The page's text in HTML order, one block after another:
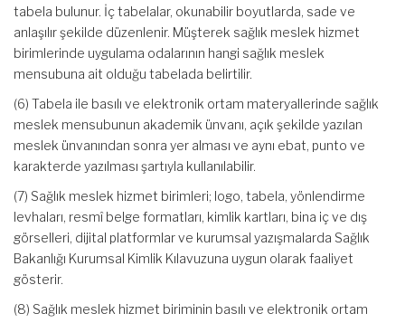
tabela bulunur. İç tabelalar, okunabilir boyutlarda, sade ve
anlaşılır şekilde düzenlenir. Müşterek sağlık meslek hizmet
birimlerinde uygulama odalarının hangi sağlık meslek
mensubuna ait olduğu tabelada belirtilir.
(6) Tabela ile basılı ve elektronik ortam materyallerinde sağlık
meslek mensubunun akademik ünvanı, açık şekilde yazılan
meslek ünvanından sonra yer alması ve aynı ebat, punto ve
karakterde yazılması şartıyla kullanılabilir.
(7) Sağlık meslek hizmet birimleri; logo, tabela, yönlendirme
levhaları, resmî belge formatları, kimlik kartları, bina iç ve dış
görselleri, dijital platformlar ve kurumsal yazışmalarda Sağlık
Bakanlığı Kurumsal Kimlik Kılavuzuna uygun olarak faaliyet
gösterir.
(8) Sağlık meslek hizmet biriminin basılı ve elektronik ortam